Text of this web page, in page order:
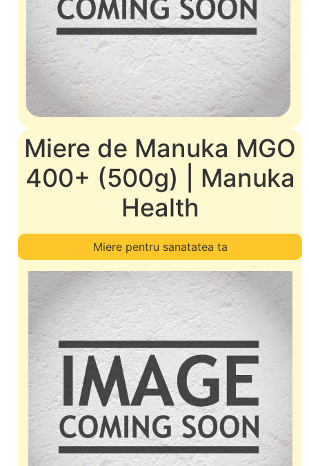
Miere de Manuka MGO
400+ (500g) | Manuka
Health
Miere pentru sanatatea ta